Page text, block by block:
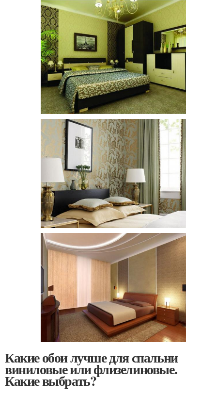
Какие обои лучше для спальни
виниловые или флизелиновые.
Какие выбрать?